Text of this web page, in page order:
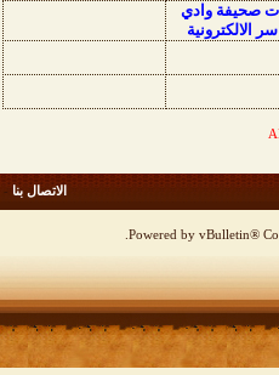
صحيفة وادي
الالكترونية
الاتصال بنا -
Powered by vBulletin®